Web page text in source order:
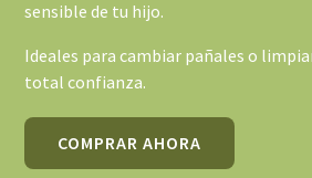
sensible de tu hijo.
Ideales para cambiar pañales o
total confianza.
COMPRAR AHORA